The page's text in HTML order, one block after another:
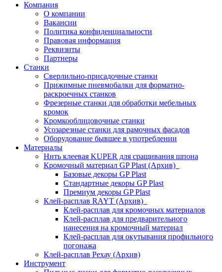
Компания
О компании
Вакансии
Политика конфиденциальности
Правовая информация
Реквизиты
Партнеры
Станки
Сверлильно-присадочные станки
Прижимные пневмобалки для форматно-
раскроечных станков
Фрезерные станки для обработки мебельных
кромок
Кромкооблицовочные станки
Усозарезные станки для рамочных фасадов
Оборудование бывшее в употреблении
Материалы
Нить клеевая KUPER для сращивания шпона
Кромочный материал GP Plast (Архив)
Базовые декоры GP Plast
Стандартные декоры GP Plast
Премиум декоры GP Plast
Клей-расплав RAYT (Архив)
Клей-расплав для кромочных материалов
Клей-расплав для предварительного
нанесения на кромочный материал
Клей-расплав для окутывания профильного
погонажа
Клей-расплав Рехау (Архив)
Инструмент